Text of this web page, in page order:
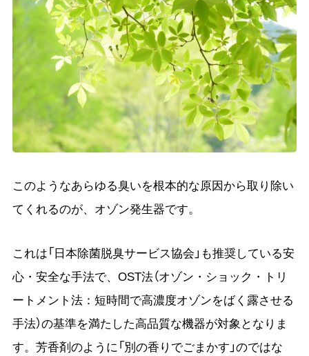
このようなあらゆる臭いを根本的な原因から取り除い
てくれるのが、オゾン発生器です。
これは「日本除菌脱臭サービス協会」も推奨している安
心・安全な手法で、OST法（オゾン・ショック・トリ
ートメント法：短時間で高濃度オゾンをばく露させる
手法）の基準を満たした高品質な機器が対象となりま
す。芳香剤のように「別の香りでごまかす」のではな